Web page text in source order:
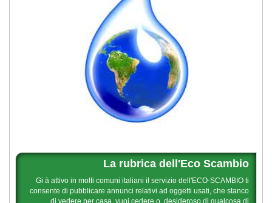
La rubrica dell'Eco Scambio
Gi à attivo in molti comuni italiani il servizio dell'ECO-SCAMBIO ti
consente di pubblicare annunci relativi ad oggetti usati, che stanco
di vedere per casa, vuoi cedere o, desideroso di qualcosa di